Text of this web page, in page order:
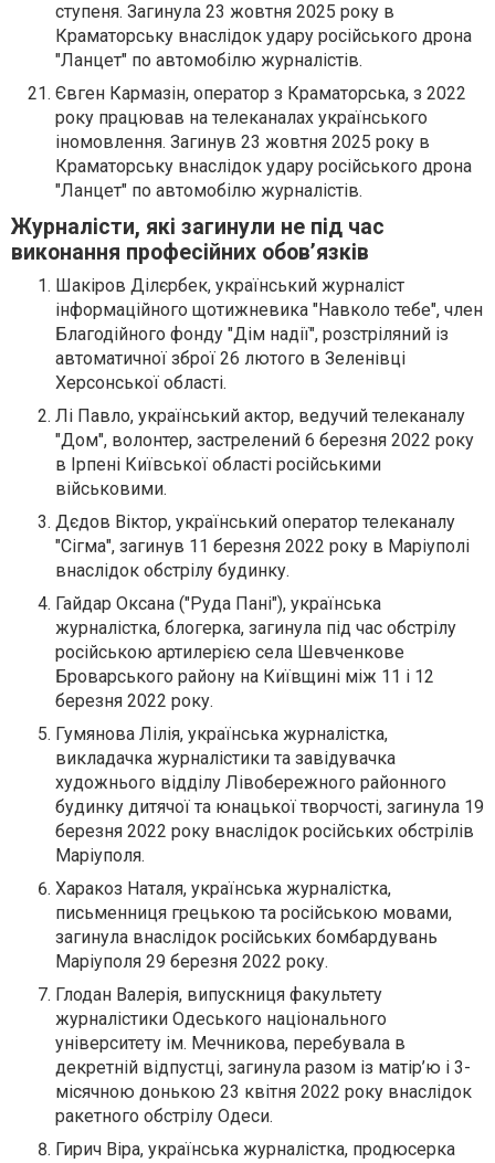
ступеня. Загинула 23 жовтня 2025 року в
Краматорську внаслідок удару російського дрона
"Ланцет" по автомобілю журналістів.
Євген Кармазін, оператор з Краматорська, з 2022
року працював на телеканалах українського
іномовлення. Загинув 23 жовтня 2025 року в
Краматорську внаслідок удару російського дрона
"Ланцет" по автомобілю журналістів.
Журналісти, які загинули не під час
виконання професійних обов’язків
Шакіров Ділєрбек, український журналіст
інформаційного щотижневика "Навколо тебе", член
Благодійного фонду "Дім надії", розстріляний із
автоматичної зброї 26 лютого в Зеленівці
Херсонської області.
Лі Павло, український актор, ведучий телеканалу
"Дом", волонтер, застрелений 6 березня 2022 року
в Ірпені Київської області російськими
військовими.
Дєдов Віктор, український оператор телеканалу
"Сігма", загинув 11 березня 2022 року в Маріуполі
внаслідок обстрілу будинку.
Гайдар Оксана ("Руда Пані"), українська
журналістка, блогерка, загинула під час обстрілу
російською артилерією села Шевченкове
Броварського району на Київщині між 11 і 12
березня 2022 року.
Гумянова Лілія, українська журналістка,
викладачка журналістики та завідувачка
художнього відділу Лівобережного районного
будинку дитячої та юнацької творчості, загинула 19
березня 2022 року внаслідок російських обстрілів
Маріуполя.
Харакоз Наталя, українська журналістка,
письменниця грецькою та російською мовами,
загинула внаслідок російських бомбардувань
Маріуполя 29 березня 2022 року.
Глодан Валерія, випускниця факультету
журналістики Одеського національного
університету ім. Мечникова, перебувала в
декретній відпустці, загинула разом із матір’ю і 3-
місячною донькою 23 квітня 2022 року внаслідок
ракетного обстрілу Одеси.
Гирич Віра, українська журналістка, продюсерка